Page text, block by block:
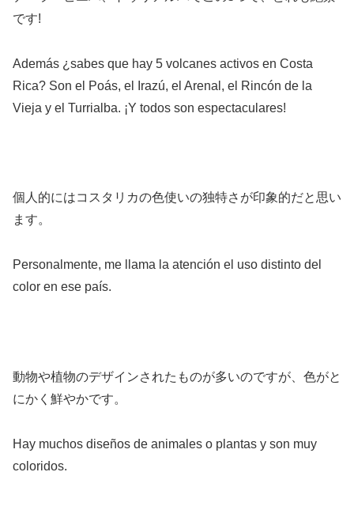
です!
Además ¿sabes que hay 5 volcanes activos en Costa
Rica? Son el Poás, el Irazú, el Arenal, el Rincón de la
Vieja y el Turrialba. ¡Y todos son espectaculares!
個人的にはコスタリカの色使いの独特さが印象的だと思い
ます。
Personalmente, me llama la atención el uso distinto del
color en ese país.
動物や植物のデザインされたものが多いのですが、色がと
にかく鮮やかです。
Hay muchos diseños de animales o plantas y son muy
coloridos.